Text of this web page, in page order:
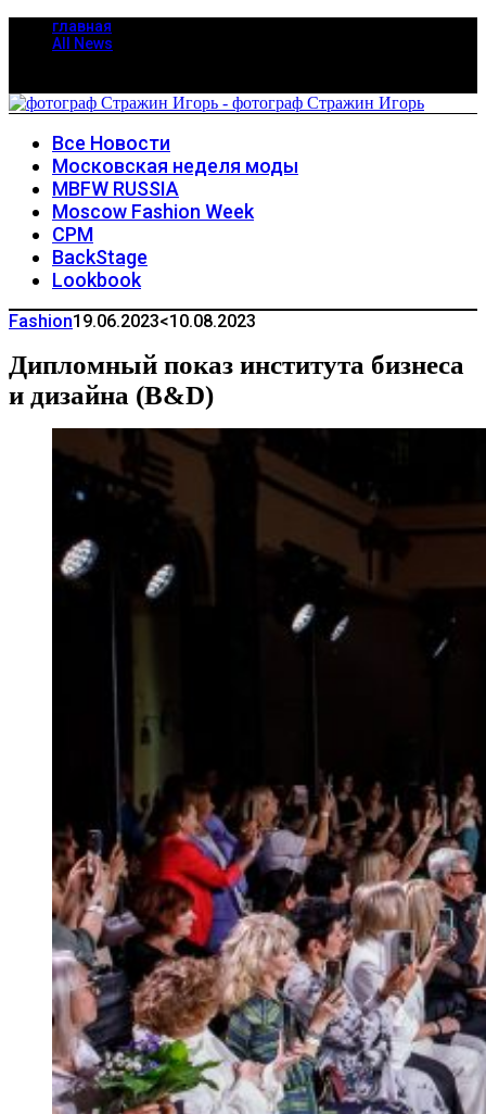
главная
All News
Все Новости
Московская неделя моды
MBFW RUSSIA
Moscow Fashion Week
CPM
BackStage
Lookbook
Fashion19.06.2023<10.08.2023
Дипломный показ института бизнеса
и дизайна (B&D)